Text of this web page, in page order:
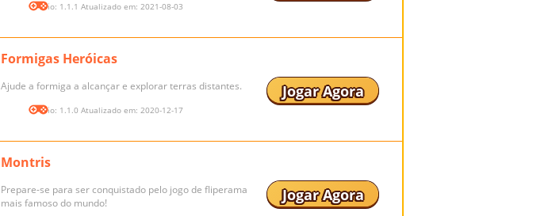
Versão: 1.1.1 Atualizado em: 2021-08-03
Formigas Heróicas
Ajude a formiga a alcançar e explorar terras distantes.
Versão: 1.1.0 Atualizado em: 2020-12-17
Jogar Agora
Montris
Prepare-se para ser conquistado pelo jogo de fliperama
mais famoso do mundo!
Jogar Agora